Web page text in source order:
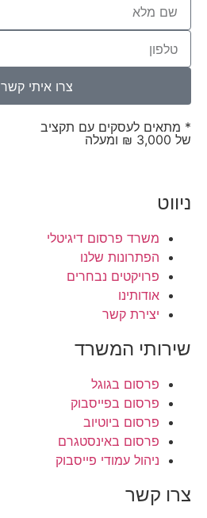
צרו איתי קשר
* מתאים לעסקים עם תקציב
של 3,000 ₪ ומעלה
ניווט
משרד פרסום דיגיטלי
הפתרונות שלנו
פרויקטים נבחרים
אודותינו
יצירת קשר
שירותי המשרד
פרסום בגוגל
פרסום בפייסבוק
פרסום ביוטיוב
פרסום באינסטגרם
ניהול עמודי פייסבוק
צרו קשר